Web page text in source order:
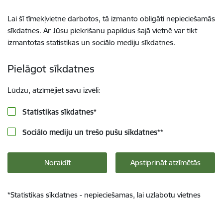
Lai šī tīmekļvietne darbotos, tā izmanto obligāti nepieciešamās
sīkdatnes. Ar Jūsu piekrišanu papildus šajā vietnē var tikt
izmantotas statistikas un sociālo mediju sīkdatnes.
Pielāgot sīkdatnes
Lūdzu, atzīmējiet savu izvēli:
Statistikas sīkdatnes*
Sociālo mediju un trešo pušu sīkdatnes**
Noraidīt Apstiprināt atzīmētās
*Statistikas sīkdatnes - nepieciešamas, lai uzlabotu vietnes